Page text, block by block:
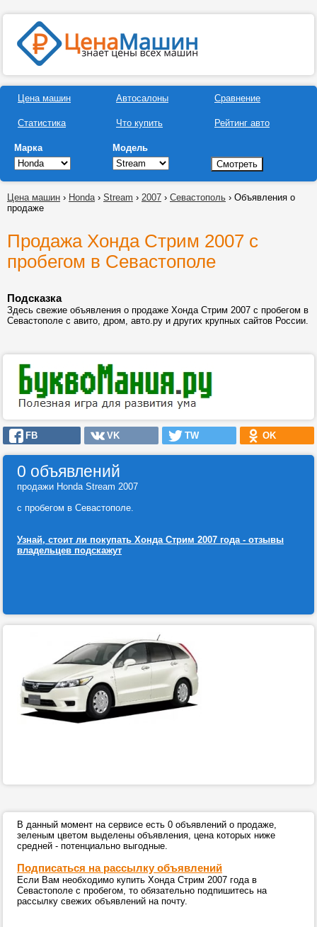
Цена машин
Статистика
Автосалоны
Что купить
Сравнение
Рейтинг авто
Марка Модель
Цена машин › Honda› Stream › 2007 › Севастополь › Объявления о
продаже
Продажа Хонда Стрим 2007 с
пробегом в Севастополе
Подсказка
Здесь свежие объявления о продаже Хонда Стрим 2007 с пробегом в
Севастополе с авито, дром, авто.ру и других крупных сайтов России.
FB VK TW OK
0 объявлений
продажи Honda Stream 2007
с пробегом в Севастополе.
Узнай, стоит ли покупать Хонда Стрим 2007 года - отзывы
владельцев подскажут
В данный момент на сервисе есть 0 объявлений о продаже,
зеленым цветом выделены объявления, цена которых ниже
средней - потенциально выгодные.
Подписаться на рассылку объявлений
Если Вам необходимо купить Хонда Стрим 2007 года в
Севастополе с пробегом, то обязательно подпишитесь на
рассылку свежих объявлений на почту.